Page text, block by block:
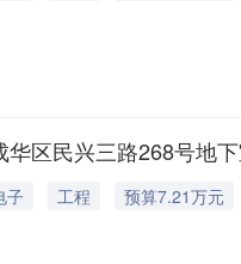
区民兴三路268号地
子 工程
预算7.21万元